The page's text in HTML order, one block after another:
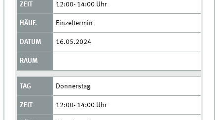
12:00- 14:00 Uhr
Einzeltermin
16.05.2024
Donnerstag
12:00- 14:00 Uhr